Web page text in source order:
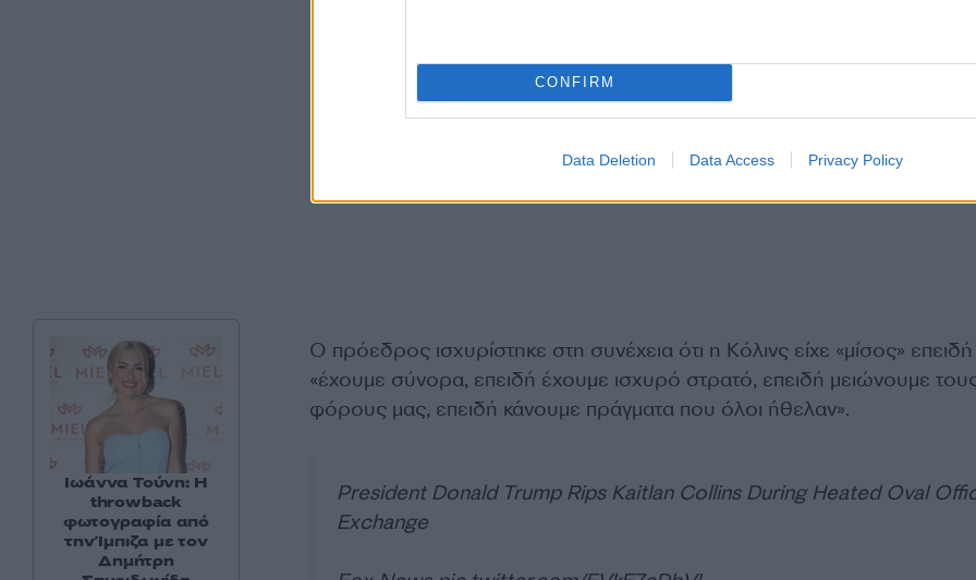
CONFIRM
Data Deletion Data Access Privacy Policy
Ο πρόεδρος ισχυρίστηκε στη συνέχεια ότι η Κόλινς είχε «μίσος» επειδή
«έχουμε σύνορα, επειδή έχουμε ισχυρό στρατό, επειδή μειώνουμε
φόρους μας, επειδή κάνουμε πράγματα που όλοι ήθελαν».
President Donald Trump Rips Kaitlan Collins During Heated Oval
Exchange
Ιωάννα Τούνη: Η
throwback
φωτογραφία από
την Ίμπιζα με τον
Δημήτρη